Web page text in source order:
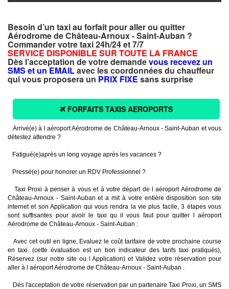
Besoin d’un taxi au forfait pour aller ou quitter
Aérodrome de Château-Arnoux - Saint-Auban ?
Commander votre taxi 24h/24 et 7/7
SERVICE DISPONIBLE SUR TOUTE LA FRANCE
Dès l’acceptation de votre demandevous recevez un
SMS et un EMAILavec les coordonnées du chauffeur
qui vous proposera un PRIX FIXE sans surprise
FORFAITS TAXIS AEROPORTS
Arrivé(e) à l aéroport Aérodrome de Château-Arnoux - Saint-Auban et vous
détestez attendre ?
Fatigué(e)après un long voyage après les vacances ?
Pressé(e) pour honorer un RDV Professionnel ?
Taxi Proxi à penser à vous et à votre départ de l aéroport Aérodrome de
Château-Arnoux - Saint-Auban et a mit à votre entière disposition son site
internet et son Application qui vous rendra la vie plus facile, 3 étapes vous
sont suffisantes pour avoir le taxi qu il vous faut pour quitter l aéroport
Aérodrome de Château-Arnoux - Saint-Auban :
Avec cet outil en ligne, Evaluez le coût tarifaire de votre prochaine course
en taxi. (cette évaluation est un bon indicateur des tarifs taxi pratiqués),
Réservez (sur notre site ou l Application) et Validez votre réservation pour
aller à l aéroport Aérodrome de Château-Arnoux - Saint-Auban .
Dés l'acceptation de votre réservation par un partenaire Taxi Proxi, un SMS